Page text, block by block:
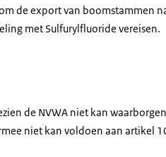
de export van boomstammen
met Sulfurylfluoride vereisen.
de NVWA niet kan
niet kan voldoen aan artikel